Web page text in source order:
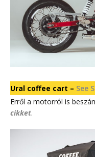
Ural coffee cart – See
Erről a motorról is
cikket.